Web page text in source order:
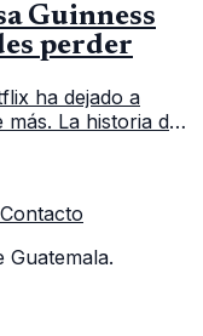
Guinness
perder
ha dejado a
La historia de
Contacto